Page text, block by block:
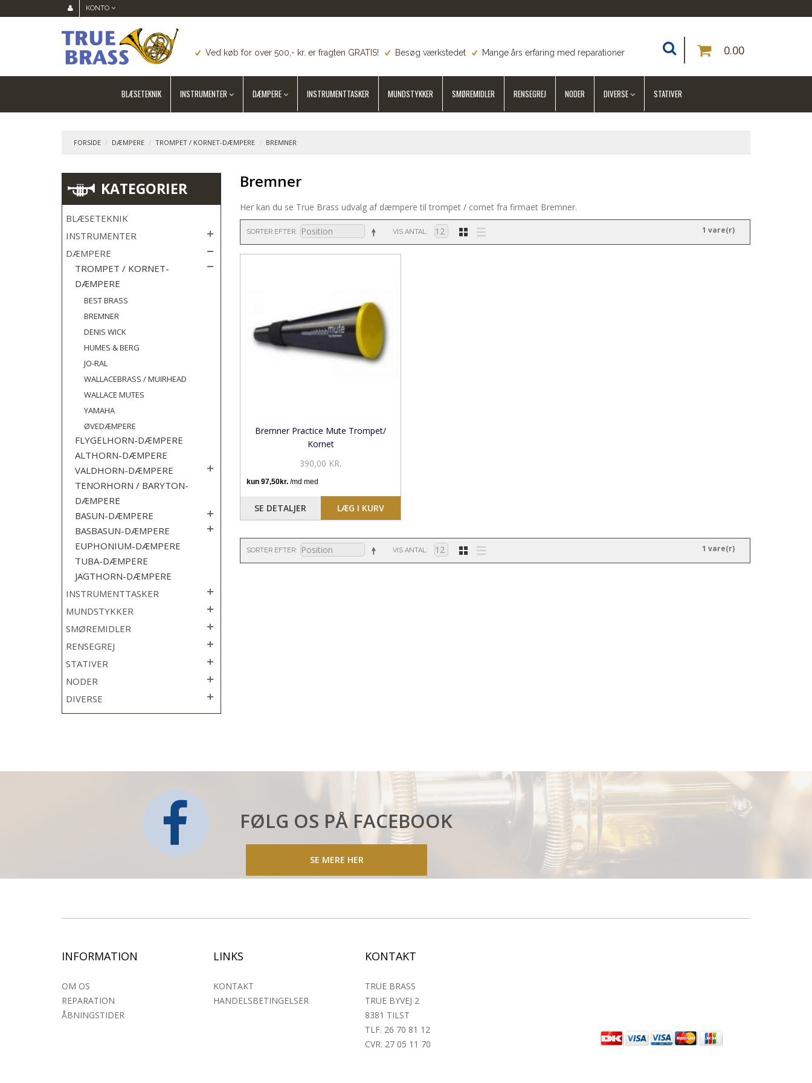
KONTO
Ved køb for over 500,- kr. er fragten GRATIS! Besøg værkstedet Mange års erfaring med reparationer 0.00
BLÆSETEKNIK INSTRUMENTER DÆMPERE INSTRUMENTTASKER MUNDSTYKKER SMØREMIDLER RENSEGREJ NODER DIVERSE STATIVER
FORSIDE / DÆMPERE / TROMPET / KORNET-DÆMPERE / BREMNER
KATEGORIER
BLÆSETEKNIK
INSTRUMENTER
DÆMPERE
TROMPET / KORNET-
DÆMPERE
BEST BRASS
BREMNER
DENIS WICK
HUMES & BERG
JO-RAL
WALLACEBRASS / MUIRHEAD
WALLACE MUTES
YAMAHA
ØVEDÆMPERE
FLYGELHORN-DÆMPERE
ALTHORN-DÆMPERE
VALDHORN-DÆMPERE
TENORHORN / BARYTON-
DÆMPERE
BASUN-DÆMPERE
BASBASUN-DÆMPERE
EUPHONIUM-DÆMPERE
TUBA-DÆMPERE
JAGTHORN-DÆMPERE
INSTRUMENTTASKER
MUNDSTYKKER
SMØREMIDLER
RENSEGREJ
STATIVER
NODER
DIVERSE
Bremner
Her kan du se True Brass udvalg af dæmpere til trompet / cornet fra firmaet Bremner.
SORTER EFTER VIS ANTAL 1 vare(r)
Bremner Practice Mute Trompet/
Kornet
390,00 KR.
SE DETALJER LÆG I KURV
SORTER EFTER VIS ANTAL 1 vare(r)
FØLG OS PÅ FACEBOOK
SE MERE HER
INFORMATION
OM OS
REPARATION
ÅBNINGSTIDER
LINKS
KONTAKT
HANDELSBETINGELSER
KONTAKT
TRUE BRASS
TRUE BYVEJ 2
8381 TILST
TLF. 26 70 81 12
CVR: 27 05 11 70